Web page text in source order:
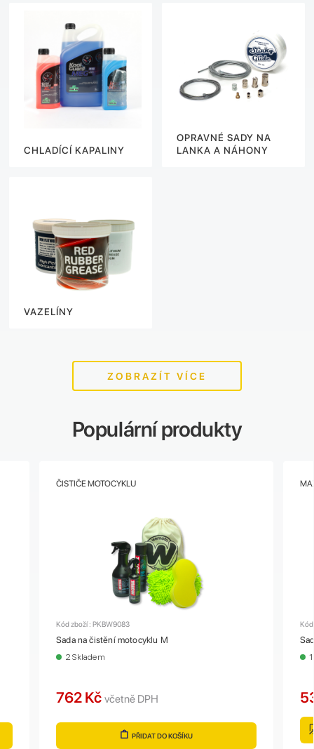
CHLADÍCÍ KAPALINY
OPRAVNÉ SADY NA
LANKA A NÁHONY
VAZELÍNY
ZOBRAZÍT VÍCE
Populární produkty
ČISTIČE MOTOCYKLU
Kód zboží : PKBW9083
Sada na čistění motocyklu M
2 Skladem
762 Kč včetně DPH
PŘIDAT DO KOŠÍKU
Kód